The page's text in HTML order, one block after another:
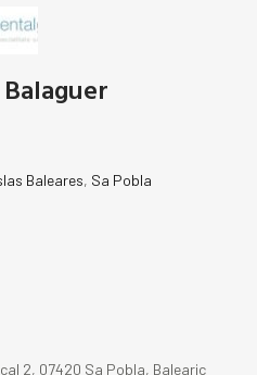
Baleares, Sa Pobla
2, 07420 Sa Pobla, Balearic